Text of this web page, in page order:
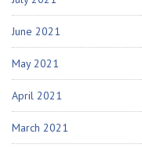
June 2021
May 2021
April 2021
March 2021